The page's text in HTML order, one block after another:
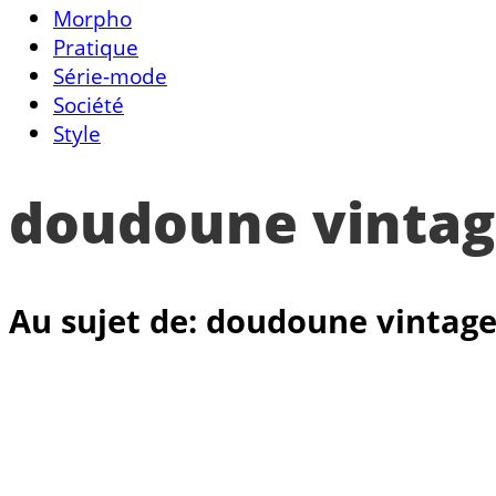
Morpho
Pratique
Série-mode
Société
Style
doudoune
Au sujet de: doudoune vintage